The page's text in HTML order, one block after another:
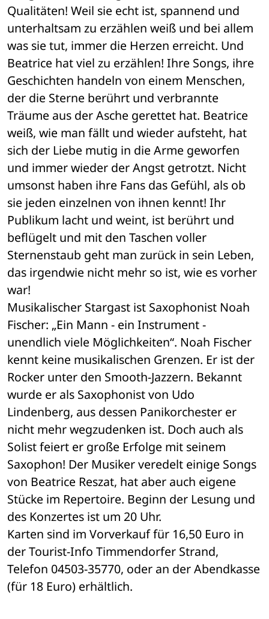
Qualitäten! Weil sie echt ist, spannend und
unterhaltsam zu erzählen weiß und bei allem
was sie tut, immer die Herzen erreicht. Und
Beatrice hat viel zu erzählen! Ihre Songs, ihre
Geschichten handeln von einem Menschen,
der die Sterne berührt und verbrannte
Träume aus der Asche gerettet hat. Beatrice
weiß, wie man fällt und wieder aufsteht, hat
sich der Liebe mutig in die Arme geworfen
und immer wieder der Angst getrotzt. Nicht
umsonst haben ihre Fans das Gefühl, als ob
sie jeden einzelnen von ihnen kennt! Ihr
Publikum lacht und weint, ist berührt und
beflügelt und mit den Taschen voller
Sternenstaub geht man zurück in sein Leben,
das irgendwie nicht mehr so ist, wie es vorher
war!
Musikalischer Stargast ist Saxophonist Noah
Fischer: „Ein Mann - ein Instrument -
unendlich viele Möglichkeiten“. Noah Fischer
kennt keine musikalischen Grenzen. Er ist der
Rocker unter den Smooth-Jazzern. Bekannt
wurde er als Saxophonist von Udo
Lindenberg, aus dessen Panikorchester er
nicht mehr wegzudenken ist. Doch auch als
Solist feiert er große Erfolge mit seinem
Saxophon! Der Musiker veredelt einige Songs
von Beatrice Reszat, hat aber auch eigene
Stücke im Repertoire. Beginn der Lesung und
des Konzertes ist um 20 Uhr.
Karten sind im Vorverkauf für 16,50 Euro in
der Tourist-Info Timmendorfer Strand,
Telefon 04503-35770, oder an der Abendkasse
(für 18 Euro) erhältlich.